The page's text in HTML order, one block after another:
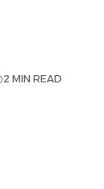
2 MIN READ